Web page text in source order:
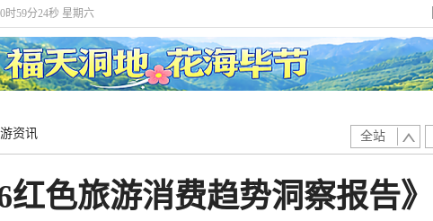
时59分25秒 星期六
资讯 全站
红色旅游消费趋势洞察报告